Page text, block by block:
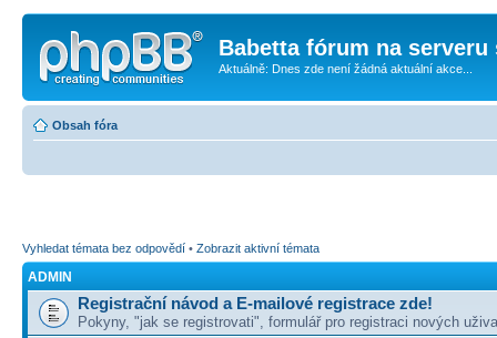
Babetta fórum na serveru
Aktuálně: Dnes zde není žádná aktuální akce...
Obsah fóra
Vyhledat témata bez odpovědí • Zobrazit aktivní témata
ADMIN
Registrační návod a E-mailové registrace zde!
Pokyny, "jak se registrovati", formulář pro registraci nových